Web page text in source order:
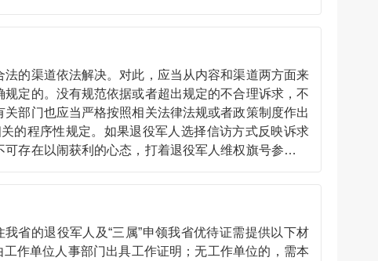
渠道依法解决。对此，应当从内容和渠道两方面来
定的。没有规范依据或者超出规定的不合理诉求，不
部门也应当严格按照相关法律法规或者政策制度作出
的程序性规定。如果退役军人选择信访方式反映诉求
存在以闹获利的心态，打着退役军人维权旗号参与非
的退役军人及“三属”申领我省优待证需提供以下材
作单位人事部门出具工作证明；无工作单位的，需本